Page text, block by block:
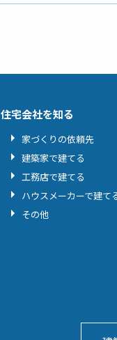
住宅会社を知る
家づくりの依頼先
建築家で建てる
工務店で建てる
ハウスメーカーで建て
その他